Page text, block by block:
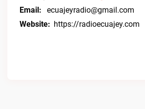
Email:
ecuajeyradio@gmail.com
Website: https://radioecuajey.com